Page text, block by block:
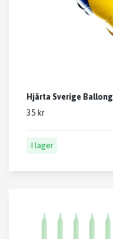
Hjärta Sverige Ballong
35 kr
I lager